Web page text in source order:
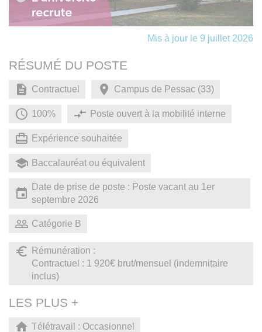
Mis à jour le 9 juillet 2026
RÉSUMÉ DU POSTE
Contractuel Campus de Pessac (33)
100% Poste ouvert à la mobilité interne
Expérience souhaitée
Baccalauréat ou équivalent
Date de prise de poste : Poste vacant au 1er
septembre 2026
Catégorie B
Rémunération :
Contractuel : 1 920€ brut/mensuel (indemnitaire
inclus)
LES PLUS +
Télétravail : Occasionnel